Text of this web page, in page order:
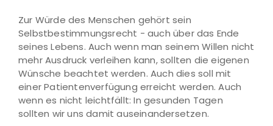
Zur Würde des Menschen gehört sein
Selbstbestimmungsrecht - auch über das Ende
seines Lebens. Auch wenn man seinem Willen nicht
mehr Ausdruck verleihen kann, sollten die eigenen
Wünsche beachtet werden. Auch dies soll mit
einer Patientenverfügung erreicht werden. Auch
wenn es nicht leichtfällt: In gesunden Tagen
sollten wir uns damit auseinandersetzen.